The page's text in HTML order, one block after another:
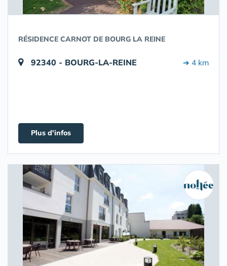
RÉSIDENCE CARNOT DE BOURG LA REINE
92340 - BOURG-LA-REINE ➔ 4 km
Plus d'infos